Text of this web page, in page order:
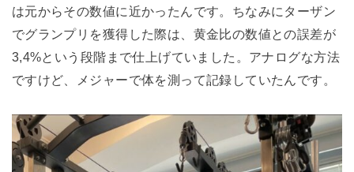
は元からその数値に近かったんです。ちなみにターザン
でグランプリを獲得した際は、黄金比の数値との誤差が
3,4%という段階まで仕上げていました。アナログな方法
ですけど、メジャーで体を測って記録していたんです。